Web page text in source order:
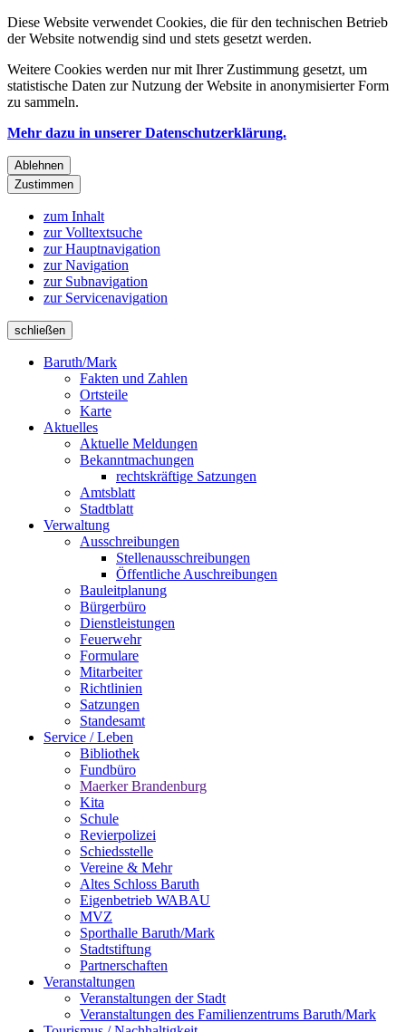
Diese Website verwendet Cookies, die für den technischen Betrieb
der Website notwendig sind und stets gesetzt werden.
Weitere Cookies werden nur mit Ihrer Zustimmung gesetzt, um
statistische Daten zur Nutzung der Website in anonymisierter Form
zu sammeln.
Mehr dazu in unserer Datenschutzerklärung.
Ablehnen
Zustimmen
zum Inhalt
zur Volltextsuche
zur Hauptnavigation
zur Navigation
zur Subnavigation
zur Servicenavigation
schließen
Baruth/Mark
Fakten und Zahlen
Ortsteile
Karte
Aktuelles
Aktuelle Meldungen
Bekanntmachungen
rechtskräftige Satzungen
Amtsblatt
Stadtblatt
Verwaltung
Ausschreibungen
Stellenausschreibungen
Öffentliche Auschreibungen
Bauleitplanung
Bürgerbüro
Dienstleistungen
Feuerwehr
Formulare
Mitarbeiter
Richtlinien
Satzungen
Standesamt
Service / Leben
Bibliothek
Fundbüro
Maerker Brandenburg
Kita
Schule
Revierpolizei
Schiedsstelle
Vereine & Mehr
Altes Schloss Baruth
Eigenbetrieb WABAU
MVZ
Sporthalle Baruth/Mark
Stadtstiftung
Partnerschaften
Veranstaltungen
Veranstaltungen der Stadt
Veranstaltungen des Familienzentrums Baruth/Mark